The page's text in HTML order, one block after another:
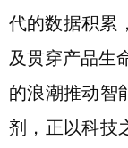
代的数据积累
及贯穿产品生
的浪潮推动智
剂，正以科技